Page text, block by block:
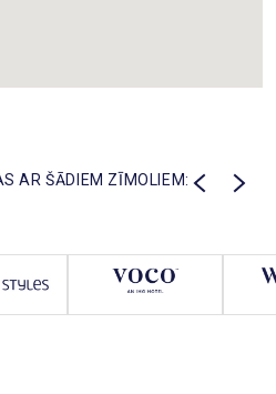
AR ŠĀDIEM ZĪMOLIEM: